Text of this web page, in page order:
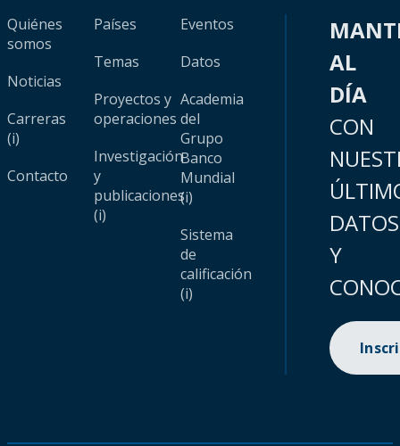
Quiénes
somos
Noticias
Carreras
(i)
Contacto
Países
Temas
Proyectos y
operaciones
Investigación
y
publicaciones
(i)
Eventos
Datos
Academia
del
Grupo
Banco
Mundial
(i)
Sistema
de
calificación
(i)
AL
DÍA
CON
DATOS
Y